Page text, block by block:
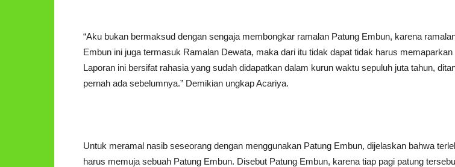
“Aku bukan bermaksud dengan sengaja membongkar ramalan Patung Embun, karena
Embun ini juga termasuk Ramalan Dewata, maka dari itu tidak dapat tidak harus memaparkan
Laporan ini bersifat rahasia yang sudah didapatkan dalam kurun waktu sepuluh juta tahun,
pernah ada sebelumnya.” Demikian ungkap Acariya.
Untuk meramal nasib seseorang dengan menggunakan Patung Embun, dijelaskan bahwa
harus memuja sebuah Patung Embun. Disebut Patung Embun, karena tiap pagi patung